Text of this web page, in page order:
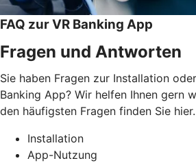
FAQ zur VR Banking App
Fragen und Antworten
Sie haben Fragen zur Installation
Banking App? Wir helfen Ihnen gern
den häufigsten Fragen finden Sie hier.
Installation
App-Nutzung